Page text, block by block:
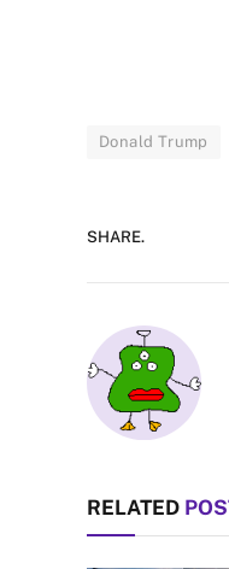
Donald Trump
SHARE.
RELATED